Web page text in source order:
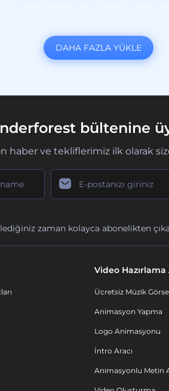
DAHA FAZLA YÜKLE
bültenine
haber ve tekliflerimiz ilk olarak
zaman kolayca abonelikten
Video Hazırlama
Ücretsiz Müzik
Animasyon Yapma
Logo Animasyonu
İntro Aracı
Animasyonlu Metin